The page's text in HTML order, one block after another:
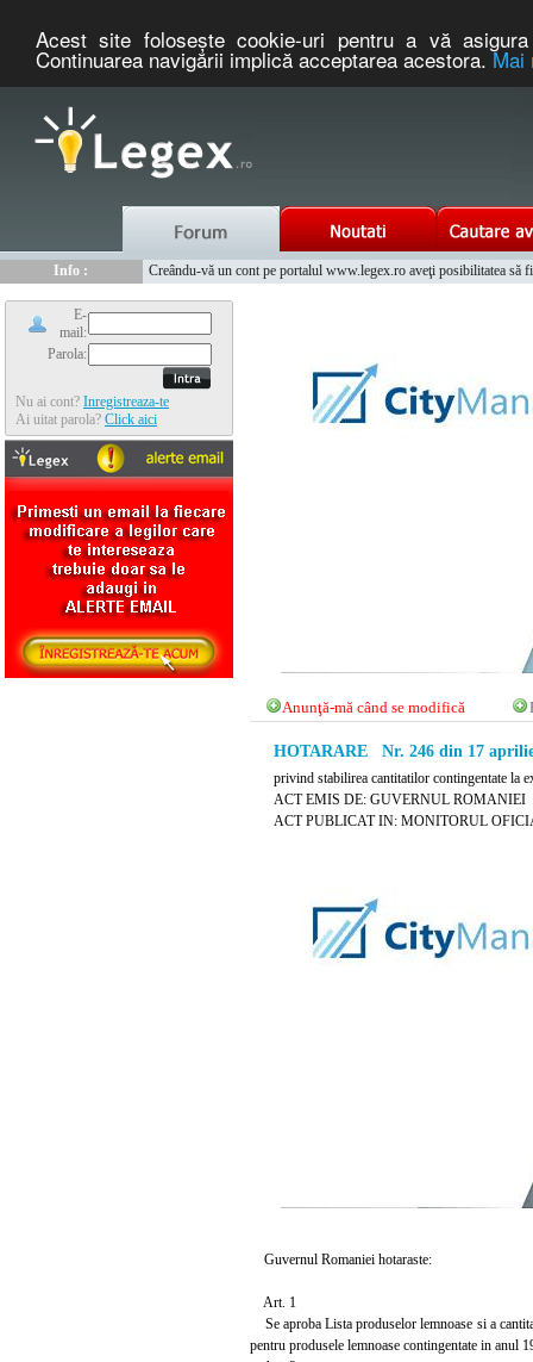
Acest site foloseşte cookie-uri pentru a vă
Continuarea navigării implică acceptarea acestora.Mai
Info :
www.tntauto.ro - Managementul Integrat al Parcului Auto
E-
mail:
Parola:
Nu ai cont? Inregistreaza-te
Ai uitat parola? Click aici
Anunţă-mă când se modifică
HOTARARE Nr. 246 din 17
privind stabilirea cantitatilor contingentate la
ACT EMIS DE: GUVERNUL ROMANIEI
ACT PUBLICAT IN: MONITORUL
Guvernul Romaniei hotaraste:
Art. 1
Se aproba Lista produselor lemnoase si a
pentru produsele lemnoase contingentate in anul